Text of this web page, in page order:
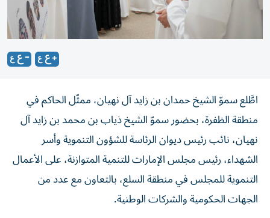
اطَّلع سموّ الشيخ حمدان بن زايد آل نهيان، ممثّل الحاكم في
منطقة الظفرة، بحضور سموّ الشيخ ذياب بن محمد بن زايد آل
نهيان، نائب رئيس ديوان الرئاسة للشؤون التنموية وأسر
الشهداء، رئيس مجلس الإمارات للتنمية المتوازنة، على الأعمال
التنموية للمجلس في منطقة السلع، بالتعاون مع عدد من
الجهات الحكومية والشركات الوطنية.